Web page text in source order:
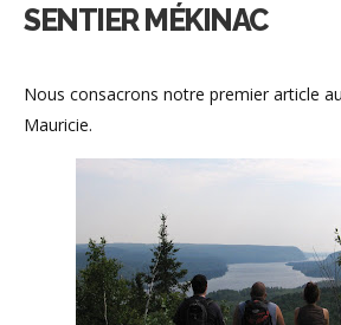
SENTIER MÉKINAC
Nous consacrons notre premier article
Mauricie.